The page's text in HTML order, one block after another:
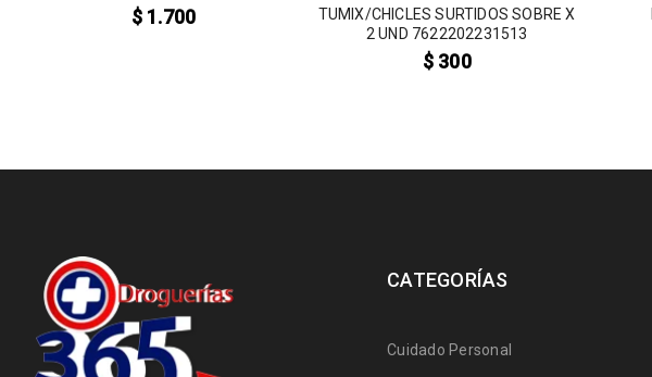
$1.700
TUMIX/CHICLES SURTIDOS SOBRE X
2 UND 7622202231513
$300
CATEGORÍAS
Cuidado Personal